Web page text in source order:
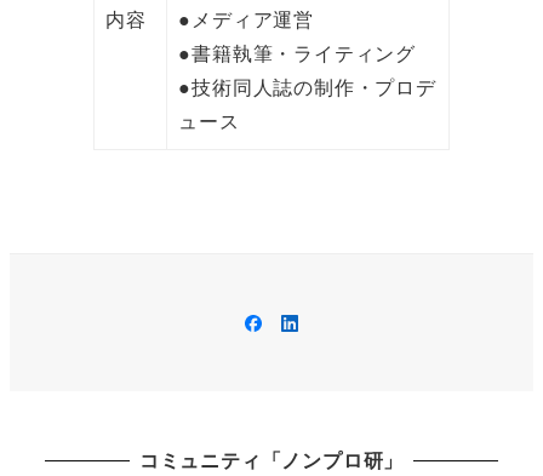
内容
●メディア運営
●書籍執筆・ライティング
●技術同人誌の制作・プロデ
ュース
Facebook
LinkedIn
コミュニティ「ノンプロ研」